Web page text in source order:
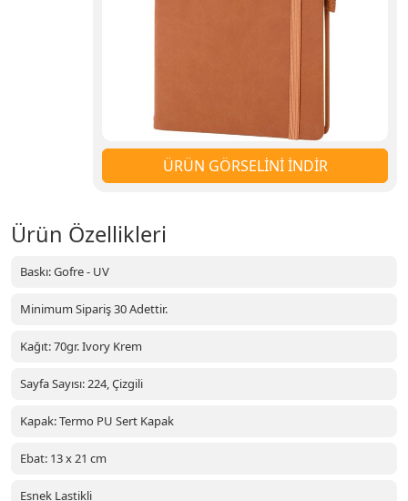
ÜRÜN GÖRSELİNİ İNDİR
Ürün Özellikleri
Baskı: Gofre - UV
Minimum Sipariş 30 Adettir.
Kağıt: 70gr. Ivory Krem
Sayfa Sayısı: 224, Çizgili
Kapak: Termo PU Sert Kapak
Ebat: 13 x 21 cm
Esnek Lastikli